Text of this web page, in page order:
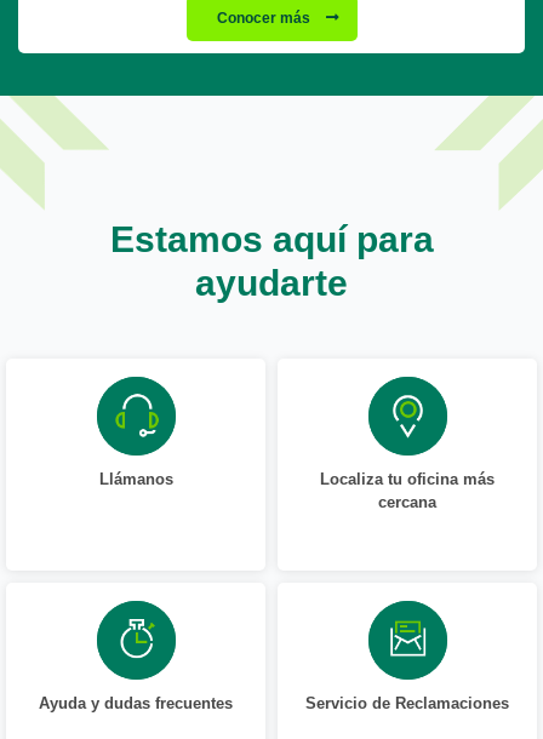
Conocer más
Estamos aquí para
ayudarte
Llámanos
Localiza tu oficina más
cercana
Ayuda y dudas frecuentes Servicio de Reclamaciones